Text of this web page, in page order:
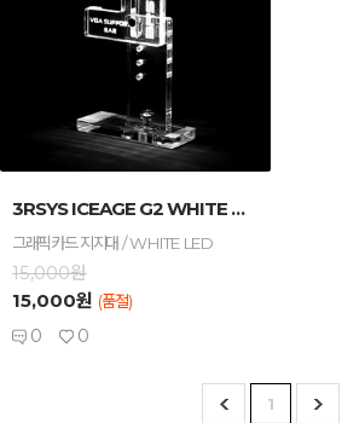
3RSYS ICEAGE G2 WHITE LED (세...
그래픽카드 지지대 / WHITE LED
15,000원
15,000원 (품절)
0 0
1